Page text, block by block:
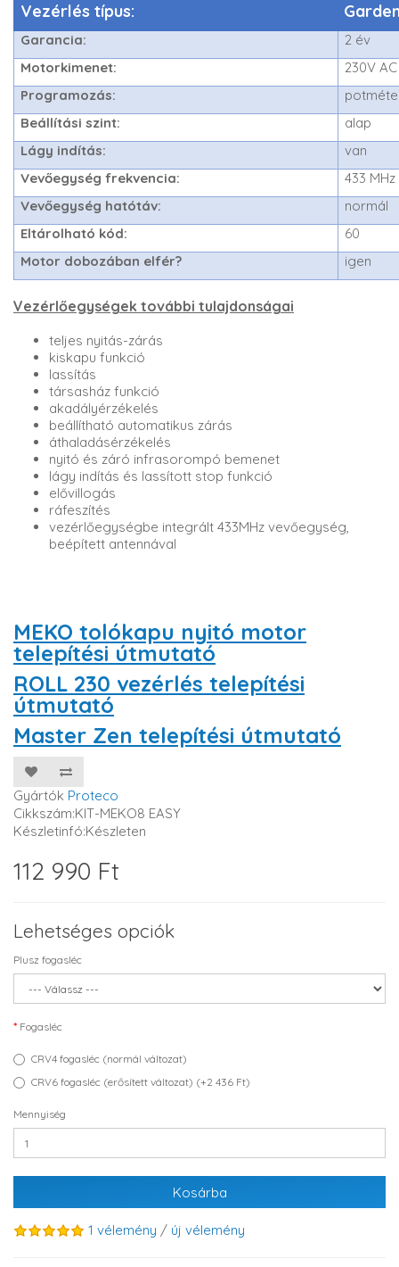
Vezérlés típus:
Garancia:
2 év
Motorkimenet:
230V AC
Programozás:
Beállítási szint:
alap
Lágy indítás:
van
Vevőegység frekvencia:
433 MHz
Vevőegység hatótáv:
normál
Eltárolható kód:
60
Motor dobozában elfér?
igen
Vezérlőegységek további tulajdonságai
teljes nyitás-zárás
kiskapu funkció
lassítás
társasház funkció
akadályérzékelés
beállítható automatikus zárás
áthaladásérzékelés
nyitó és záró infrasorompó bemenet
lágy indítás és lassított stop funkció
elővillogás
ráfeszítés
vezérlőegységbe integrált 433MHz vevőegység,
beépített antennával
MEKO tolókapu nyitó motor
telepítési útmutató
ROLL 230 vezérlés telepítési
útmutató
Master Zen telepítési útmutató
Gyártók Proteco
Cikkszám:KIT-MEKO8 EASY
Készletinfó:Készleten
112 990 Ft
Lehetséges opciók
Plusz fogasléc
Fogasléc
CRV4 fogasléc (normál változat)
CRV6 fogasléc (erősített változat) (+2 436 Ft)
Mennyiség
Kosárba
1 vélemény / új vélemény